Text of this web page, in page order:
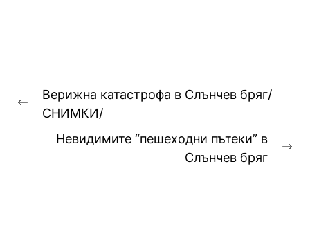
Навигация
Previous
Верижна катастрофа в Слънчев бряг/
СНИМКИ/
Невидимите “пешеходни пътеки” в
Слънчев бряг